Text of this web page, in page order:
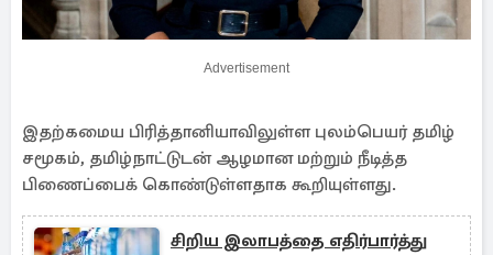
Advertisement
இதற்கமைய பிரித்தானியாவிலுள்ள புலம்பெயர் தமிழ்
சமூகம், தமிழ்நாட்டுடன் ஆழமான மற்றும் நீடித்த
பிணைப்பைக் கொண்டுள்ளதாக கூறியுள்ளது.
சிறிய இலாபத்தை எதிர்பார்த்து